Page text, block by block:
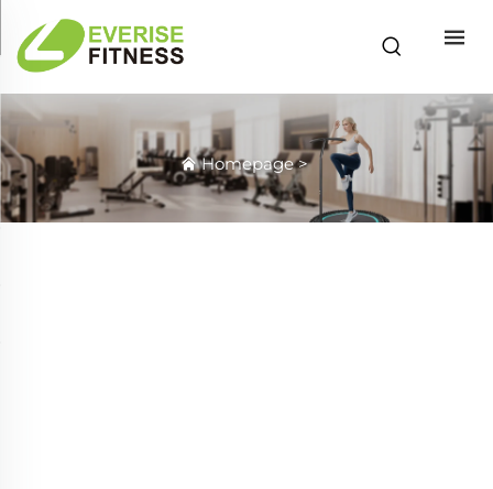
Homepage>